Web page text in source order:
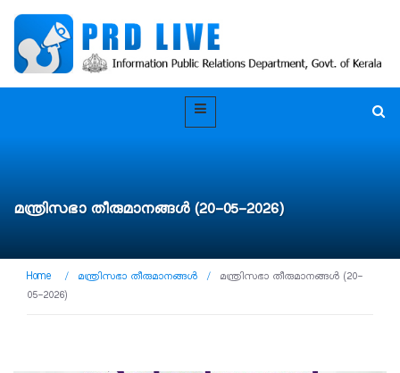
മന്ത്രിസഭാ തീരുമാനങ്ങൾ (20-05-2026)
Home / മന്ത്രിസഭാ തീരുമാനങ്ങൾ /
മന്ത്രിസഭാ തീരുമാനങ്ങൾ (20-
05-2026)